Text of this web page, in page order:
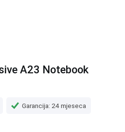
A23 Notebook
Garancija: 24 mjeseca